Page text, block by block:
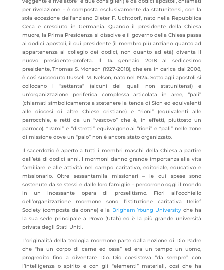
per rivelazione – è composta esclusivamente da statunitensi, con la
sola eccezione dell’anziano Dieter F. Uchtdorf, nato nella Repubblica
Ceca e cresciuto in Germania. Quando il presidente della Chiesa
muore, la Prima Presidenza si dissolve e il governo della Chiesa passa
ai dodici apostoli, il cui presidente (il membro più anziano quanto ad
appartenenza al collegio dei dodici, non quanto ad età) diventa il
nuovo presidente-profeta. Il 14 gennaio 2018 al sedicesimo
presidente, Thomas S. Monson (1927-2018), che era in carica dal 2008,
è così succeduto Russell M. Nelson, nato nel 1924. Sotto agli apostoli si
collocano i “settanta” (alcuni dei quali non statunitensi) e
un’organizzazione periferica complessa articolata in aree, “pali”
(chiamati simbolicamente a sostenere la tenda di Sion ed equivalenti
alle diocesi di altre Chiese cristiane) e “rioni” (equivalenti alle
parrocchie, e retti da un “vescovo” che è, in effetti, piuttosto un
parroco). “Rami” e “distretti” equivalgono ai “rioni” e “pali” nelle zone
di missione dove un “palo” non è ancora stato organizzato.
Il sacerdozio è aperto a tutti i membri maschi della Chiesa a partire
dall’età di dodici anni. I mormoni danno grande importanza alla vita
familiare e alle attività nel campo caritativo, editoriale, educativo e
missionario. Oltre sessantamila missionari – le cui spese sono
sostenute da se stessi e dalle loro famiglie – percorrono oggi il mondo
in un incessante opera di proselitismo. Fiori all’occhiello
dell’organizzazione mormone sono l’istituzione caritativa Relief
Society (composta da donne) e la Brigham Young Universityche ha
la sua sede principale a Provo (Utah) ed è la più grande università
privata degli Stati Uniti.
L’originalità della teologia mormone parte dalla nozione di Dio Padre
che “ha un corpo di carne ed ossa” ed era un tempo un uomo,
progredito fino a diventare Dio. Dio coesisteva “da sempre” con
l’intelligenza o spirito e con gli “elementi” materiali, così che ha